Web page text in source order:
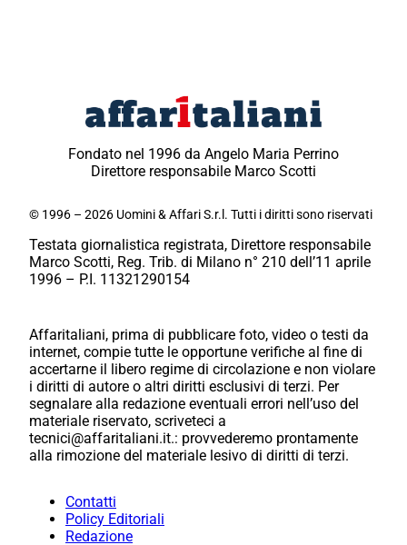
Fondato nel 1996 da Angelo Maria Perrino
Direttore responsabile Marco Scotti
© 1996 – 2026 Uomini & Affari S.r.l. Tutti i diritti sono riservati
Testata giornalistica registrata, Direttore responsabile
Marco Scotti, Reg. Trib. di Milano n° 210 dell’11 aprile
1996 – P.I. 11321290154
Affaritaliani, prima di pubblicare foto, video o testi da
internet, compie tutte le opportune verifiche al fine di
accertarne il libero regime di circolazione e non violare
i diritti di autore o altri diritti esclusivi di terzi. Per
segnalare alla redazione eventuali errori nell’uso del
materiale riservato, scriveteci a
tecnici@affaritaliani.it.: provvederemo prontamente
alla rimozione del materiale lesivo di diritti di terzi.
Contatti
Policy Editoriali
Redazione